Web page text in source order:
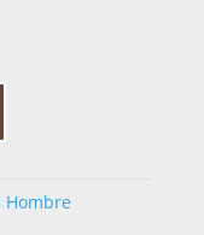
Hombre